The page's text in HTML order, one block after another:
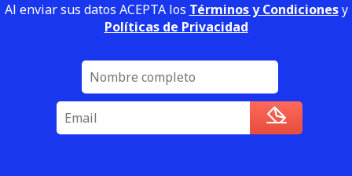
Al enviar sus datos ACEPTA los Términos y Condicionesy
Políticas de Privacidad